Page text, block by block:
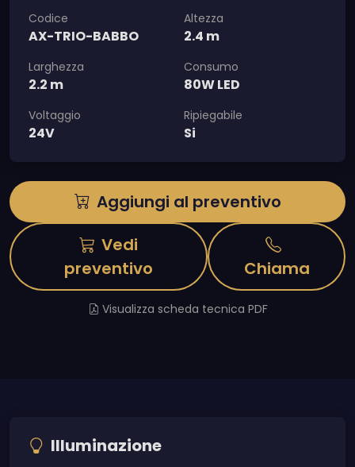
Codice
AX-TRIO-BABBO
Altezza
2.4 m
Larghezza
2.2 m
Consumo
80W LED
Voltaggio
24V
Ripiegabile
Si
Aggiungi al preventivo
Vedi
preventivo
Chiama
Visualizza scheda tecnica PDF
Illuminazione